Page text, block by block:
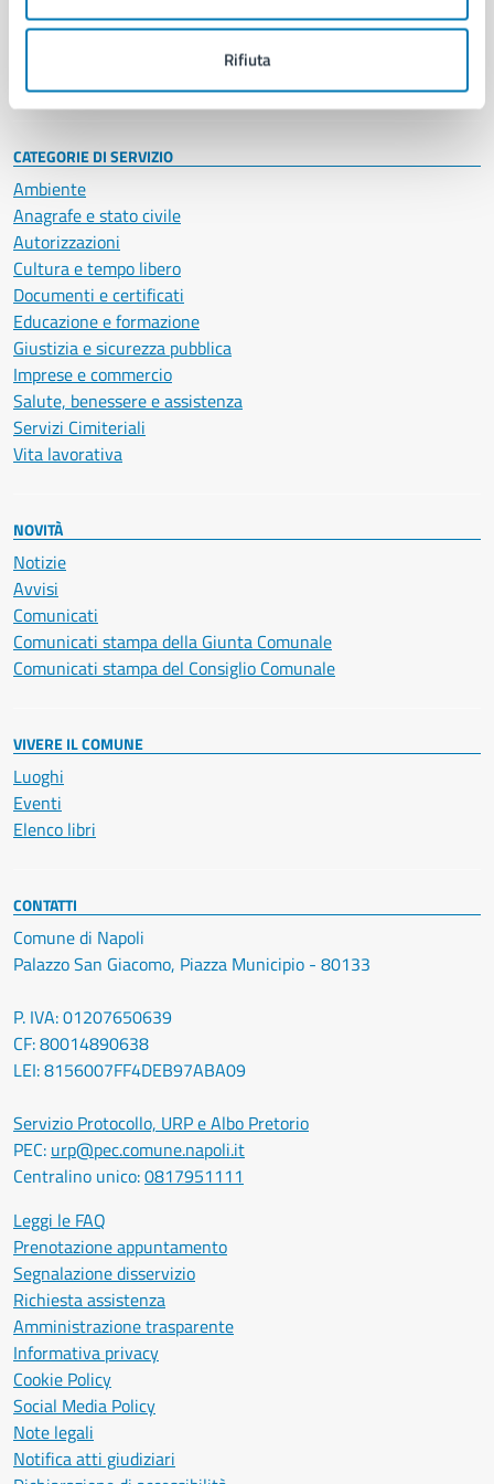
Rifiuta
Personale amministrativo
CATEGORIE DI SERVIZIO
Ambiente
Anagrafe e stato civile
Autorizzazioni
Cultura e tempo libero
Documenti e certificati
Educazione e formazione
Giustizia e sicurezza pubblica
Imprese e commercio
Salute, benessere e assistenza
Servizi Cimiteriali
Vita lavorativa
NOVITÀ
Notizie
Avvisi
Comunicati
Comunicati stampa della Giunta Comunale
Comunicati stampa del Consiglio Comunale
VIVERE IL COMUNE
Luoghi
Eventi
Elenco libri
CONTATTI
Comune di Napoli
Palazzo San Giacomo, Piazza Municipio - 80133
P. IVA: 01207650639
CF: 80014890638
LEI: 8156007FF4DEB97ABA09
Servizio Protocollo, URP e Albo Pretorio
PEC: urp@pec.comune.napoli.it
Centralino unico:0817951111
Leggi le FAQ
Prenotazione appuntamento
Segnalazione disservizio
Richiesta assistenza
Amministrazione trasparente
Informativa privacy
Cookie Policy
Social Media Policy
Note legali
Notifica atti giudiziari